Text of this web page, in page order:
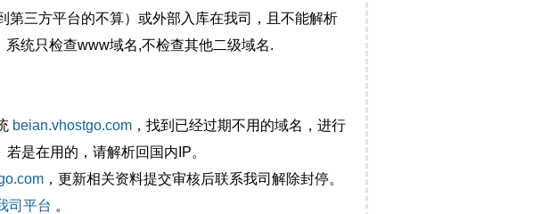
三方平台的不算）或外部入库在我司，且不能解析
统只检查www域名,不检查其他二级域名.
beian.vhostgo.com ，找到已经过期不用的域名，进行
是在用的，请解析回国内IP。
，更新相关资料提交审核后联系我司解除封停。
司平台 。